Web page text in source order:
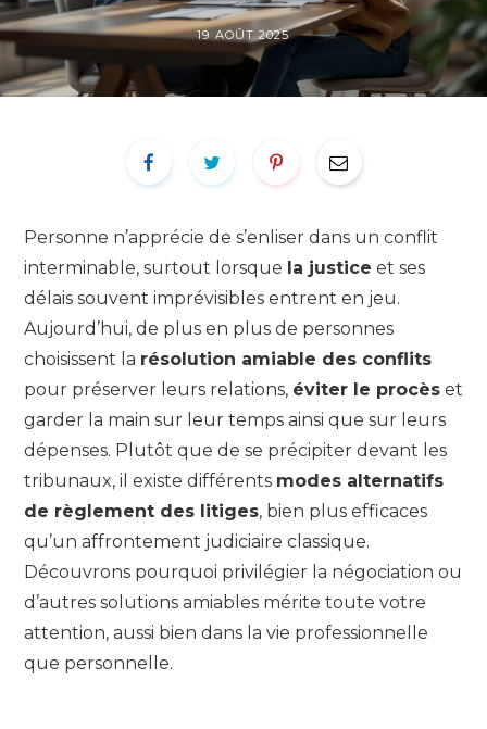
19 AOÛT 2025
Personne n’apprécie de s’enliser dans un conflit
interminable, surtout lorsque la justice et ses
délais souvent imprévisibles entrent en jeu.
Aujourd’hui, de plus en plus de personnes
choisissent la résolution amiable des conflits
pour préserver leurs relations, éviter le procès et
garder la main sur leur temps ainsi que sur leurs
dépenses. Plutôt que de se précipiter devant les
tribunaux, il existe différents modes alternatifs
de règlement des litiges, bien plus efficaces
qu’un affrontement judiciaire classique.
Découvrons pourquoi privilégier la négociation ou
d’autres solutions amiables mérite toute votre
attention, aussi bien dans la vie professionnelle
que personnelle.